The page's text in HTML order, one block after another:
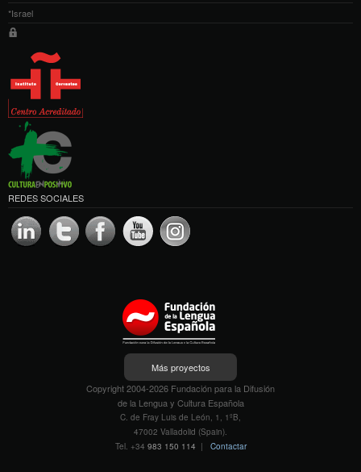
*Israel
REDES SOCIALES
Más proyectos
Copyright 2004-2026 Fundación para la Difusión
de la Lengua y Cultura Española
C. de Fray Luis de León, 1, 1ºB,
47002 Valladolid (Spain).
Tel. +34 983 150 114 | Contactar